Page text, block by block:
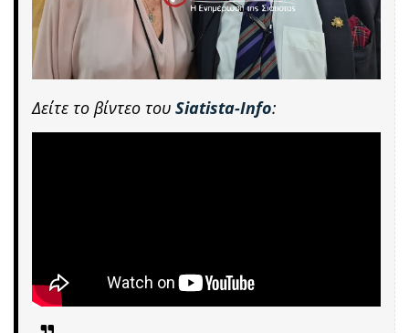
Δείτε το βίντεο του Siatista-Info: